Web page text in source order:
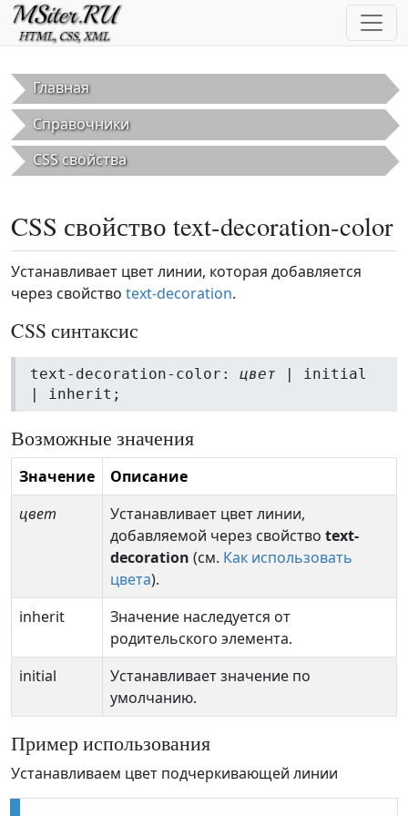
Перейти к основному содержанию
Главная
Справочники
CSS свойства
CSS свойство text-decoration-color
Устанавливает цвет линии, которая добавляется
через свойство text-decoration.
CSS синтаксис
text-decoration-color: цвет | initial
| inherit;
Возможные значения
Значение
Описание
цвет
Устанавливает цвет линии,
добавляемой через свойство text-
decoration (см. Как использовать
цвета).
inherit
Значение наследуется от
родительского элемента.
initial
Устанавливает значение по
умолчанию.
Пример использования
Устанавливаем цвет подчеркивающей линии